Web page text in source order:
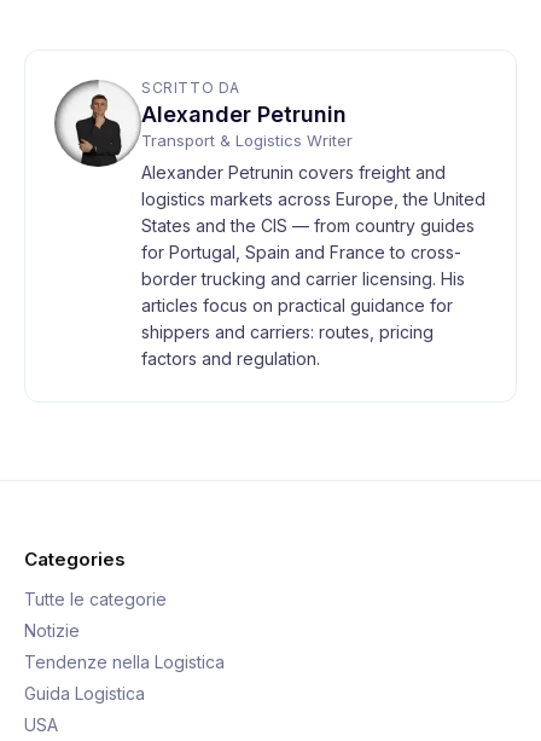
SCRITTO DA
Alexander Petrunin
Transport & Logistics Writer
Alexander Petrunin covers freight and
logistics markets across Europe, the United
States and the CIS — from country guides
for Portugal, Spain and France to cross-
border trucking and carrier licensing. His
articles focus on practical guidance for
shippers and carriers: routes, pricing
factors and regulation.
Categories
Tutte le categorie
Notizie
Tendenze nella Logistica
Guida Logistica
USA